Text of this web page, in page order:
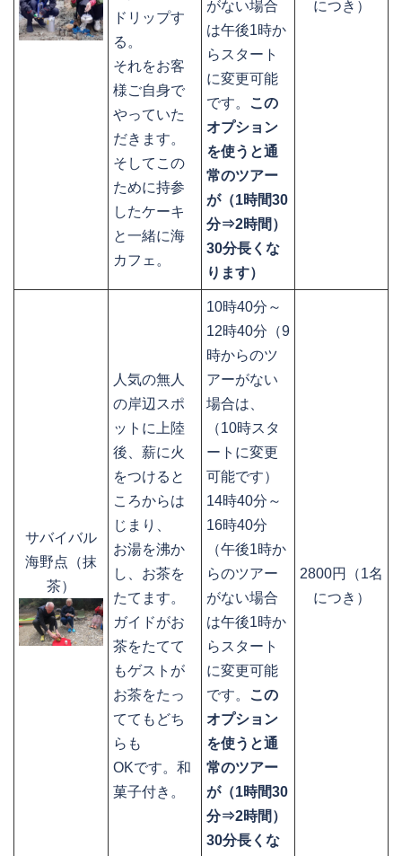
ドリップす
る。
それをお客
様ご自身で
やっていた
だきます。
そしてこの
ために持参
したケーキ
と一緒に海
カフェ。
がない場合
は午後1時か
らスタート
に変更可能
です。
この
オプション
を使うと通
常のツアー
が（1時間30
分⇒2時間）
30分長くな
ります）
につき）
サバイバル
海野点（抹
茶）
人気の無人
の岸辺スポ
ットに上陸
後、薪に火
をつけると
ころからは
じまり、
お湯を沸か
し、お茶を
たてます。
ガイドがお
茶をたてて
もゲストが
お茶をたっ
ててもどち
らも
OKです。和
菓子付き。
10時40分～
12時40分（9
時からのツ
アーがない
場合は、
（10時スタ
ートに変更
可能です）
14時40分～
16時40分
（午後1時か
らのツアー
がない場合
は午後1時か
らスタート
に変更可能
です。
この
オプション
を使うと通
常のツアー
が（1時間30
分⇒2時間）
30分長くな
2800円（1名
につき）